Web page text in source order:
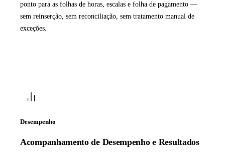
ponto para as folhas de horas, escalas e folha de pagamento —
sem reinserção, sem reconciliação, sem tratamento manual de
exceções.
Desempenho
Acompanhamento de Desempenho e Resultados